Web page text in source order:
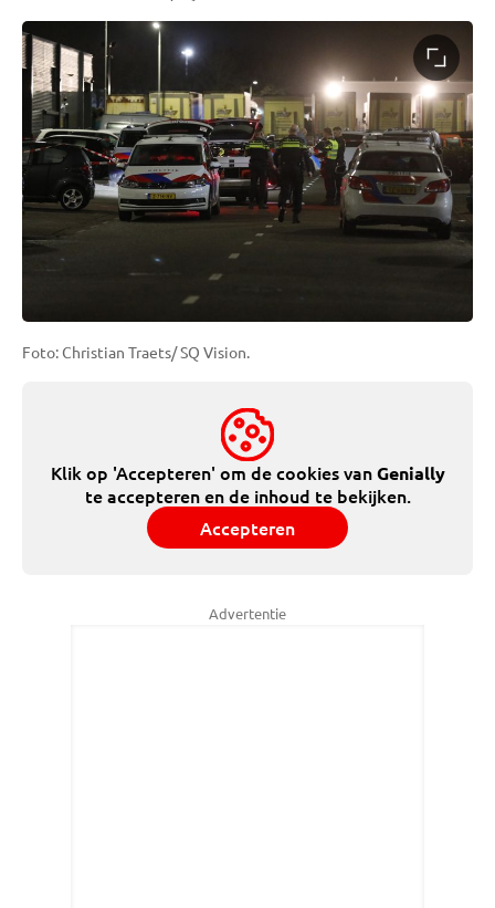
Foto: Christian Traets/ SQ Vision.
Klik op 'Accepteren' om de cookies vanGenially
te accepteren en de inhoud te bekijken.
Accepteren
Advertentie